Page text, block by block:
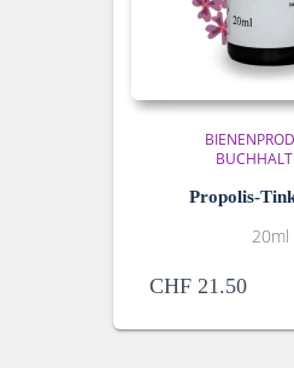
Propolis-
20ml
CHF 21.50